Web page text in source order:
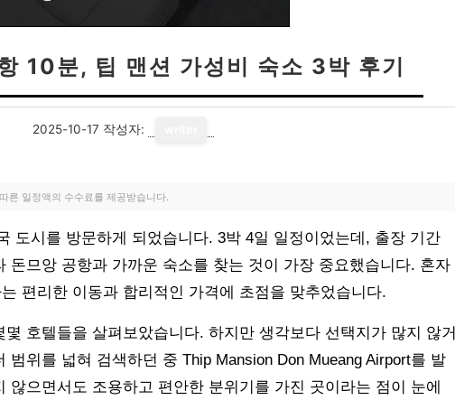
10분, 팁 맨션 가성비 숙소 3박 후기
2025-10-17 작성자:
른 일정액의 수수료를 제공받습니다.
도시를 방문하게 되었습니다. 3박 4일 일정이었는데, 출장 기간
돈므앙 공항과 가까운 숙소를 찾는 것이 가장 중요했습니다. 혼자
편리한 이동과 합리적인 가격에 초점을 맞추었습니다.
호텔들을 살펴보았습니다. 하지만 생각보다 선택지가 많지 않거
범위를 넓혀 검색하던 중 Thip Mansion Don Mueang Airport를 발
않으면서도 조용하고 편안한 분위기를 가진 곳이라는 점이 눈에